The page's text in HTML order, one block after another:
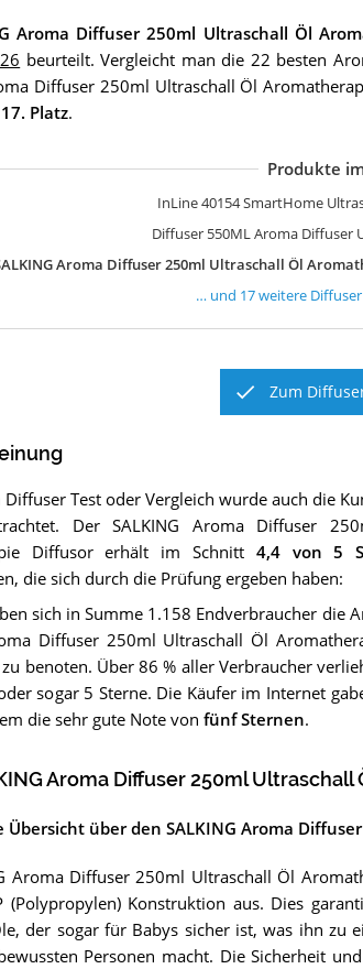
Aroma Diffuser 250ml Ultraschall Öl
beurteilt. Vergleicht man die 22 besten
Diffuser 250ml Ultraschall Öl
17. Platz.
Produkte
InLine 40154 SmartHome
Diffuser 550ML Aroma Diffuser
Aroma Diffuser 250ml Ultraschall Öl
… und 17weitere Diffuser
Zum
DiffuserTest oder Vergleich wurde auch die
Der SALKING Aroma Diffuser
Diffusorerhält im Schnitt 4,4von 5
die sich durch die Prüfung ergeben haben:
sich in Summe 1.158 Endverbraucher die
Diffuser 250ml Ultraschall Öl
benoten. Über 86 % aller Verbraucher
sogar 5 Sterne. Die Käufer im Internet
die sehr gute Note von fünf Sternen.
Aroma Diffuser 250ml
Übersicht über den SALKING Aroma Diffuser
Aroma Diffuser 250ml Ultraschall Öl
(Polypropylen) Konstruktion aus. Dies
der sogar für Babys sicher ist, was ihn
Personen macht. Die Sicherheit